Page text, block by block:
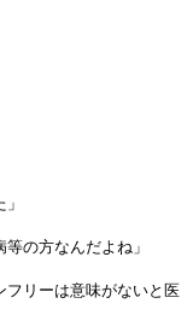
の方なんだよね」
フリーは意味がないと医